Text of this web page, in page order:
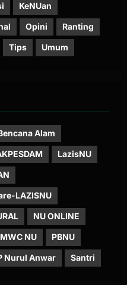
KeNUan
Opini Ranting
Tips Umum
Alam
LazisNU
LAZISNU
NU ONLINE
NU PBNU
Nurul Anwar Santri